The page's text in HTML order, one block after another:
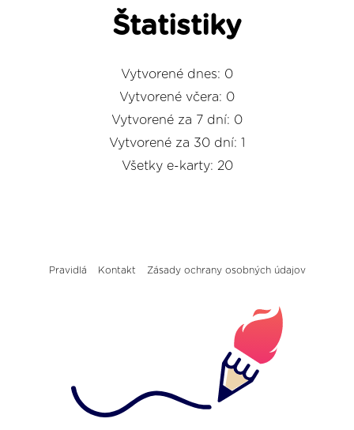
Štatistiky
Vytvorené dnes: 0
Vytvorené včera: 0
Vytvorené za 7 dní: 0
Vytvorené za 30 dní: 1
Všetky e-karty: 20
Pravidlá Kontakt Zásady ochrany osobných údajov